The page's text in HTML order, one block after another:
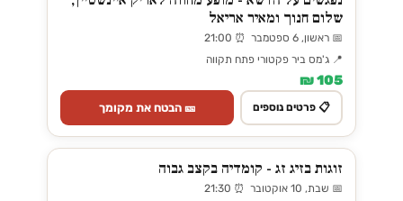
שלום חנוך ומאיר אריאל
📅 ראשון, 6 ספטמבר ⏰ 21:00
📍 ג'מס ביר פקטורי פתח תקווה
105 ₪
📋 פרטים נוספים 🎫 הבטח את מקומך
זוגות בזיג זג - קומדיה בקצב גבוה
📅 שבת, 10 אוקטובר ⏰ 21:30